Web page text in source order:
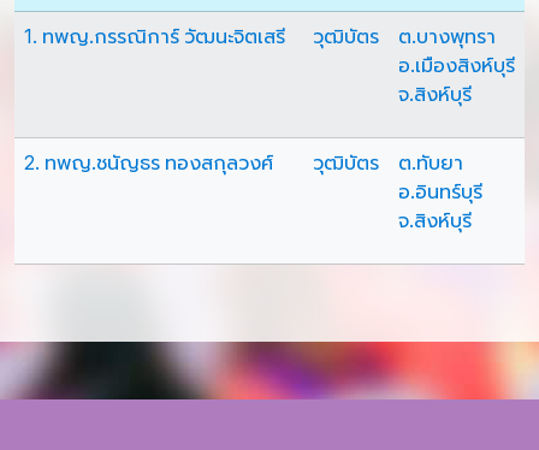
1. ทพญ.กรรณิการ์ วัฒนะจิตเสรี วุฒิบัตร
ต.บางพุทรา
อ.เมืองสิงห์บุรี
จ.สิงห์บุรี
2. ทพญ.ชนัญธร ทองสกุลวงศ์ วุฒิบัตร
ต.ทับยา
อ.อินทร์บุรี
จ.สิงห์บุรี